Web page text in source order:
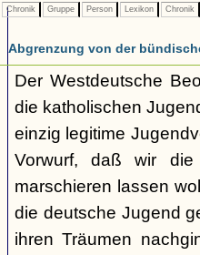
Chronik Gruppe Person Lexikon Chronik
Abgrenzung von der
Der Westdeutsche
die katholischen
einzig legitime
Vorwurf, daß wir
marschieren lassen
die deutsche Jugend
ihren Träumen